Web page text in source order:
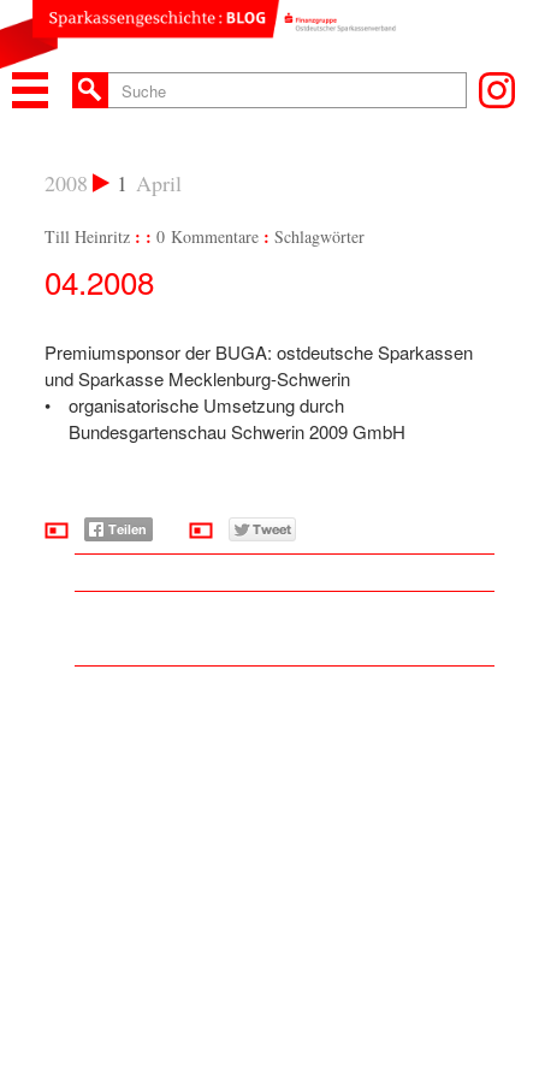
1 April
2008
Till Heinritz 0 Kommentare Schlagwörter
04.2008
Premiumsponsor der BUGA: ostdeutsche Sparkassen
und Sparkasse Mecklenburg-Schwerin
organisatorische Umsetzung durch
Bundesgartenschau Schwerin 2009 GmbH